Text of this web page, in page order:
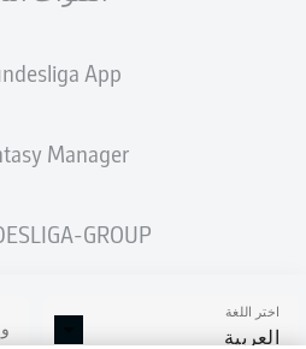
App
Manager
GROUP
اختر اللغة
العربية